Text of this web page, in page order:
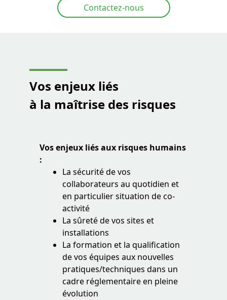
Contactez-nous
Vos enjeux liés
à la maîtrise des risques
Vos enjeux liés aux risques humains
:
La sécurité de vos
collaborateurs au quotidien et
en particulier situation de co-
activité
La sûreté de vos sites et
installations
La formation et la qualification
de vos équipes aux nouvelles
pratiques/techniques dans un
cadre réglementaire en pleine
évolution